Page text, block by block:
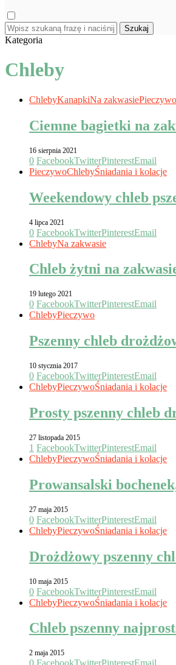
Szukaj
Kategoria
Chleby
ChlebyKanapkiNa zakwasiePieczywo
Ciemne bagietki na
16 sierpnia 2021
0 FacebookTwitterPinterestEmail
PieczywoChlebyŚniadania i kolacje
Weekendowy chleb
4 lipca 2021
0 FacebookTwitterPinterestEmail
ChlebyNa zakwasie
Chleb żytni na
19 lutego 2021
0 FacebookTwitterPinterestEmail
ChlebyPieczywo
Pszenny chleb
10 stycznia 2017
0 FacebookTwitterPinterestEmail
ChlebyPieczywoŚniadania i kolacje
Prosty pszenny chleb
27 listopada 2015
1 FacebookTwitterPinterestEmail
ChlebyPieczywoŚniadania i kolacje
Prowansalski
27 maja 2015
0 FacebookTwitterPinterestEmail
ChlebyPieczywoŚniadania i kolacje
Drożdżowy pszenny
10 maja 2015
0 FacebookTwitterPinterestEmail
ChlebyPieczywoŚniadania i kolacje
Chleb pszenny
2 maja 2015